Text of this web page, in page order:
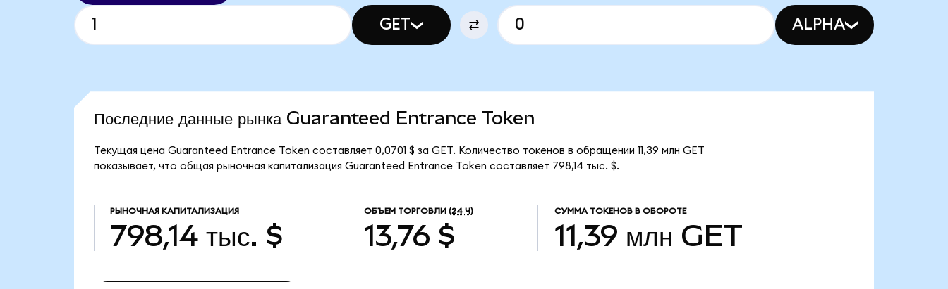
GET ALPHA
Последние данные рынка Guaranteed Entrance Token
Текущая цена Guaranteed Entrance Token составляет 0,0701 $ за GET. Количество токенов в обращении 11,39 млн GET
показывает, что общая рыночная капитализация Guaranteed Entrance Token составляет 798,14 тыс. $.
РЫНОЧНАЯ КАПИТАЛИЗАЦИЯ
798,14 тыс. $
ОБЪЕМ ТОРГОВЛИ (24 Ч)
13,76 $
СУММА ТОКЕНОВ В ОБОРОТЕ
11,39 млн GET